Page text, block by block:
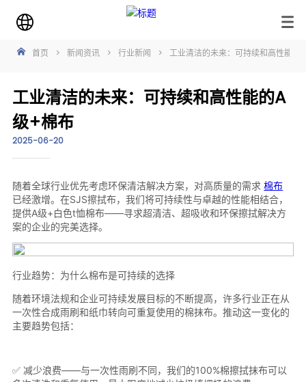
首页 > 新闻资讯 > 行业新闻 > 工业清洁的未来：可持续和高性能的
工业清洁的未来：可持续和高性能的A
级+棉布
2025-06-20